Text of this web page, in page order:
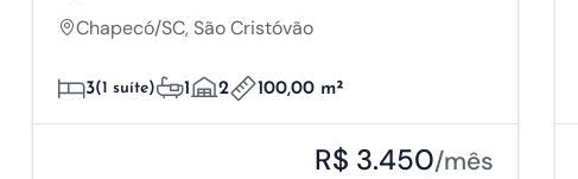
Chapecó/SC, São Cristóvão
3(1 suíte) 1 2 100,00 m²
R$ 3.450/mês